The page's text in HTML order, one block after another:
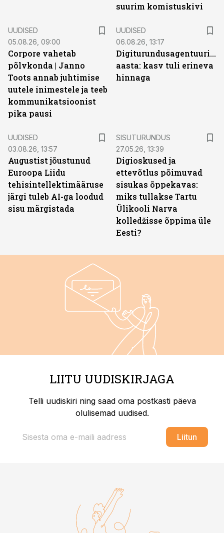
suurim komistuskivi
UUDISED
05.08.26, 09:00
Corpore vahetab
põlvkonda | Janno
Toots annab juhtimise
uutele inimestele ja teeb
kommunikatsioonist
pika pausi
UUDISED
06.08.26, 13:17
Digiturundusagentuuride
aasta: kasv tuli erineva
hinnaga
UUDISED
03.08.26, 13:57
Augustist jõustunud
Euroopa Liidu
tehisintellektimääruse
järgi tuleb AI-ga loodud
sisu märgistada
SISUTURUNDUS
27.05.26, 13:39
Digioskused ja
ettevõtlus põimuvad
sisukas õppekavas:
miks tullakse Tartu
Ülikooli Narva
kolledžisse õppima üle
Eesti?
LIITU UUDISKIRJAGA
Telli uudiskiri ning saad oma postkasti päeva
olulisemad uudised.
Liitun